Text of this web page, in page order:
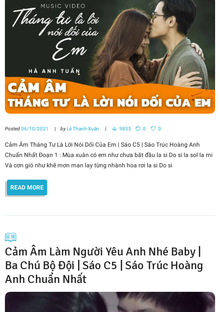
Posted06/10/2021 byLê Thanh Xuân 9835 0 0
Cảm Âm Tháng Tư Là Lời Nói Dối Của Em | Sáo C5 | Sáo Trúc Hoàng Anh
Chuẩn Nhất Đoạn 1 : Mùa xuân có em như chưa bắt đầu la si Do si la sol la mi
Và cơn gió như khẽ mơn man lay từng nhành hoa rơi la si Do si
READ MORE
Cảm Âm Làm Người Yêu Anh Nhé Baby |
Ba Chú Bộ Đội | Sáo C5 | Sáo Trúc Hoàng
Anh Chuẩn Nhất